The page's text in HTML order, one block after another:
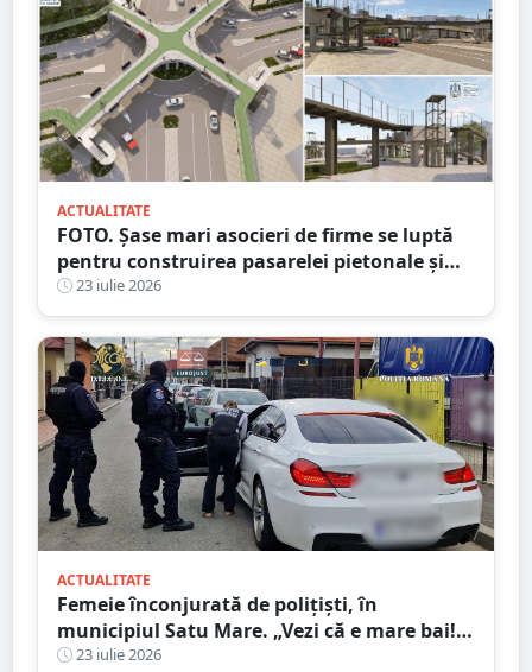
ACTUALITATE
FOTO. Șase mari asocieri de firme se luptă
pentru construirea pasarelei pietonale și
velo de la Crinul
23 iulie 2026
ACTUALITATE
Femeie înconjurată de polițiști, în
municipiul Satu Mare. „Vezi că e mare bai!”
Interceptarea care i-a îngropat
23 iulie 2026